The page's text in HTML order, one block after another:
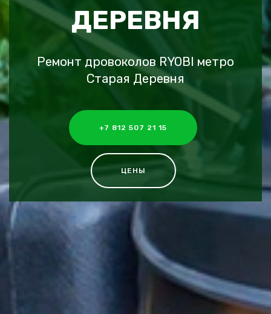
ДЕРЕВНЯ
Ремонт дровоколов RYOBI метро
Старая Деревня
+7 812 507 21 15
ЦЕНЫ